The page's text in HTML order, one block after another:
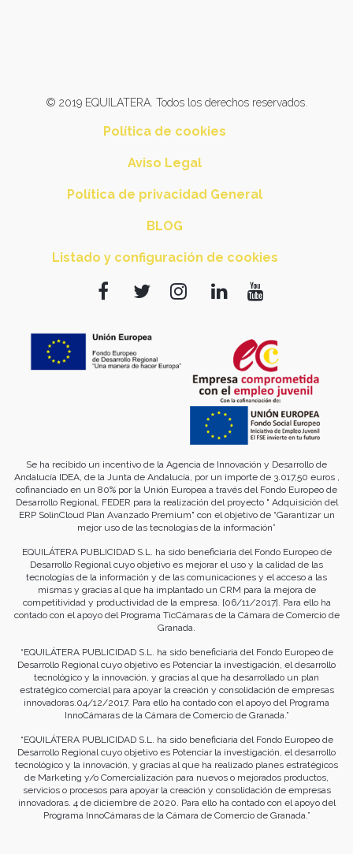
© 2019 EQUILATERA. Todos los derechos reservados.
Política de cookies
Aviso Legal
Política de privacidad General
BLOG
Listado y configuración de cookies
Se ha recibido un incentivo de la Agencia de Innovación y Desarrollo de
Andalucía IDEA, de la Junta de Andalucía, por un importe de 3.017,50 euros ,
cofinanciado en un 80% por la Unión Europea a través del Fondo Europeo de
Desarrollo Regional, FEDER para la realización del proyecto " Adquisición del
ERP SolinCloud Plan Avanzado Premium" con el objetivo de “Garantizar un
mejor uso de las tecnologías de la información”
EQUILÁTERA PUBLICIDAD S.L. ha sido beneficiaria del Fondo Europeo de
Desarrollo Regional cuyo objetivo es mejorar el uso y la calidad de las
tecnologías de la información y de las comunicaciones y el acceso a las
mismas y gracias al que ha implantado un CRM para la mejora de
competitividad y productividad de la empresa. [06/11/2017]. Para ello ha
contado con el apoyo del Programa TicCámaras de la Cámara de Comercio de
Granada.
“EQUILÁTERA PUBLICIDAD S.L. ha sido beneficiaria del Fondo Europeo de
Desarrollo Regional cuyo objetivo es Potenciar la investigación, el desarrollo
tecnológico y la innovación, y gracias al que ha desarrollado un plan
estratégico comercial para apoyar la creación y consolidación de empresas
innovadoras.04/12/2017. Para ello ha contado con el apoyo del Programa
InnoCámaras de la Cámara de Comercio de Granada.”
“EQUILÁTERA PUBLICIDAD S.L. ha sido beneficiaria del Fondo Europeo de
Desarrollo Regional cuyo objetivo es Potenciar la investigación, el desarrollo
tecnológico y la innovación, y gracias al que ha realizado planes estratégicos
de Marketing y/o Comercialización para nuevos o mejorados productos,
servicios o procesos para apoyar la creación y consolidación de empresas
innovadoras. 4 de diciembre de 2020. Para ello ha contado con el apoyo del
Programa InnoCámaras de la Cámara de Comercio de Granada.”